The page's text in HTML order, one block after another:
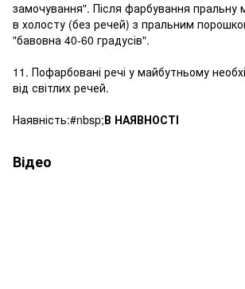
замочування". Після фарбування пральну
в холосту (без речей) з пральним
"бавовна 40-60 градусів".
11. Пофарбовані речі у майбутньому
від світлих речей.
Наявність:#nbsp;В НАЯВНОСТІ
Відео